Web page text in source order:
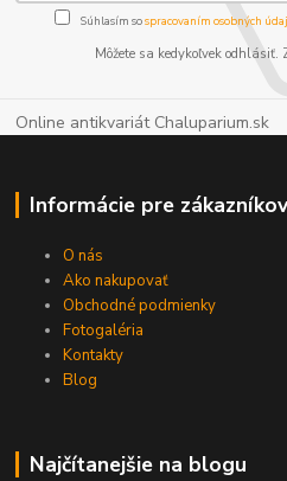
Súhlasím sospracovaním osobných
Môžete sa kedykoľvek
Online antikvariát Chaluparium.sk
Informácie pre zákazníkov
O nás
Ako nakupovať
Obchodné podmienky
Fotogaléria
Kontakty
Blog
Najčítanejšie na blogu